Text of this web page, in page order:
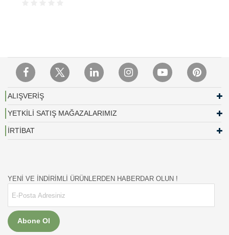
ALIŞVERİŞ
YETKİLİ SATIŞ MAĞAZALARIMIZ
İRTİBAT
YENİ VE İNDİRİMLİ ÜRÜNLERDEN HABERDAR OLUN !
Abone Ol